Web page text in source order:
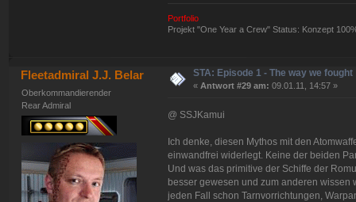
Portfolio
Projekt "One Year a Crew" Status: Konzept
Fleetadmiral J.J. Belar
Oberkommandierender
Rear Admiral
STA: Episode 1 - The way we fought
« Antwort #29 am: 09.01.11, 14:57 »
@ SSJKamui
Ich denke, diesen Mythos mit den
einwandfrei widerlegt. Keine der beiden
Und was das primitive der Schiffe der
besser gewesen und zum anderen wissen
jeden Fall schon Tarnvorrichtungen,